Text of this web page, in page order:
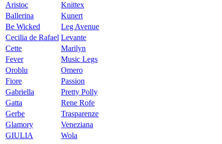
Aristoc
Knittex
Ballerina
Kunert
Be Wicked
Leg Avenue
Cecilia de Rafael Levante
Cette
Marilyn
Fever
Music Legs
Oroblu
Omero
Fiore
Passion
Gabriella
Pretty Polly
Gatta
Rene Rofe
Gerbe
Trasparenze
Glamory
Veneziana
GIULIA
Wola